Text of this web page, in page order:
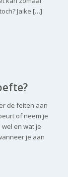
Jaike […]
de feiten aan
of neem je
en wat je
je aan